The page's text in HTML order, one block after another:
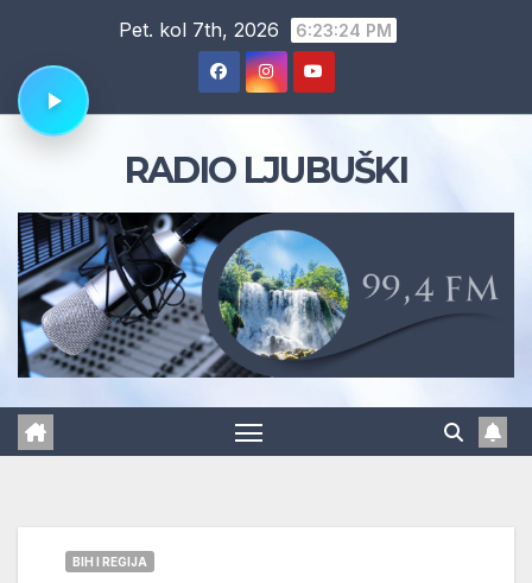
content
Pet. kol 7th, 2026 6:23:25 PM
RADIO LJUBUŠKI
BIH I REGIJA